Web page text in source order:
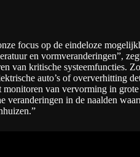
focus op de eindeloze
en vormveranderingen”,
van kritische systeemfuncties.
auto’s of oververhitting
van vervorming in grote
veranderingen in de naalden